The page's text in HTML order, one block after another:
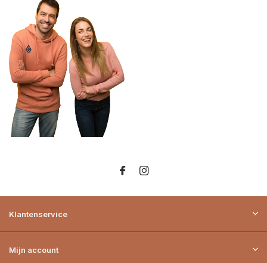
Klantenservice
Mijn account